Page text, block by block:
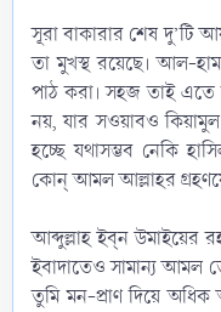
সূরা বাকারার শেষ দু’টি
তা মুখস্থ রয়েছে। আল-
পাঠ করা। সহজ তাই এতে
নয়, যার সওয়াবও
হচ্ছে যথাসম্ভব নেকি
কোন্ আমল আল্লাহর
আব্দুল্লাহ ইব্‌ন উমাইয়ের
ইবাদাতেও সামান্য আমল
তুমি মন-প্রাণ দিয়ে অধিক